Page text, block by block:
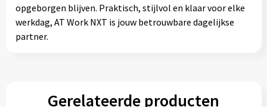
opgeborgen blijven. Praktisch, stijlvol en klaar voor elke
werkdag, AT Work NXT is jouw betrouwbare dagelijkse
partner.
Gerelateerde producten